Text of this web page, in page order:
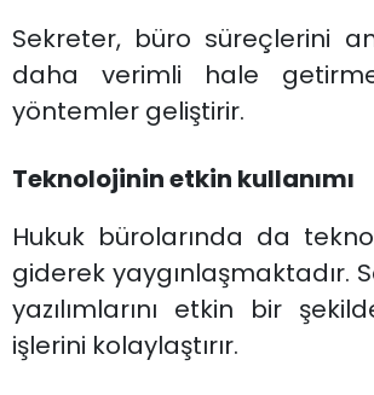
Sekreter, büro süreçlerini
daha verimli hale
yöntemler geliştirir.
Teknolojinin etkin kullanımı
Hukuk bürolarında da
giderek yaygınlaşmaktadır.
yazılımlarını etkin bir
işlerini kolaylaştırır.